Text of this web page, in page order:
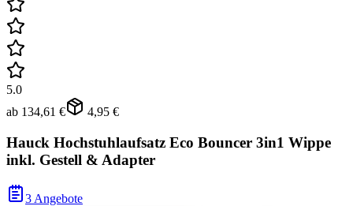
5.0
ab 134,61 € 4,95 €
Hauck Hochstuhlaufsatz Eco Bouncer 3in1 Wippe
inkl. Gestell & Adapter
3 Angebote